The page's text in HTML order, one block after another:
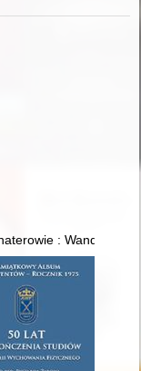
jęki..." : niemieckie
: Wanda i